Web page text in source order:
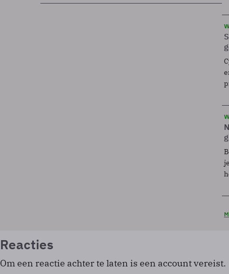
Reacties
Om een reactie achter te laten is een account vereist.